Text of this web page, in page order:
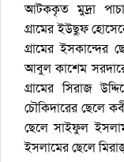
আটককৃত মুদ্রা
গ্রামের ইউছুফ
গ্রামের ইসকান্দের
আবুল কাশেম
গ্রামের সিরাজ
চৌকিদারের ছেলে
ছেলে সাইফুল
ইসলামের ছেলে